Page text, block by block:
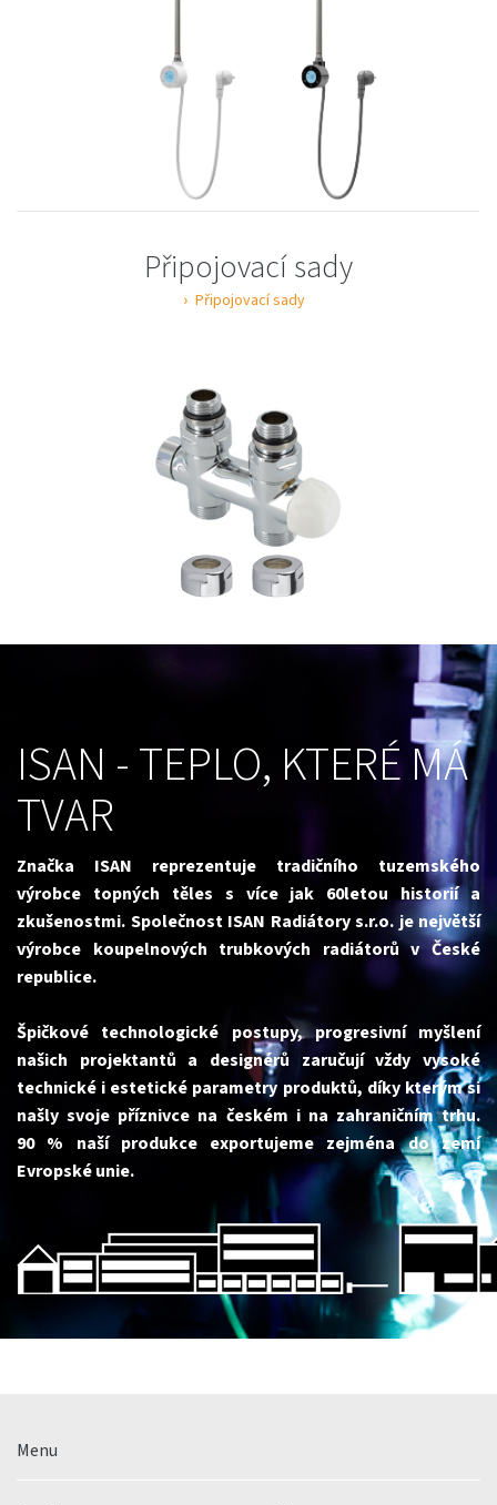
Připojovací sady
Připojovací sady
ISAN - TEPLO, KTERÉ MÁ
TVAR
Značka ISAN reprezentuje tradičního tuzemského
výrobce topných těles s více jak 60letou historií a
zkušenostmi. Společnost ISAN Radiátory s.r.o. je největší
výrobce koupelnových trubkových radiátorů v České
republice.
Špičkové technologické postupy, progresivní myšlení
našich projektantů a designérů zaručují vždy vysoké
technické i estetické parametry produktů, díky kterým si
našly svoje příznivce na českém i na zahraničním trhu.
90 % naší produkce exportujeme zejména do zemí
Evropské unie.
Menu